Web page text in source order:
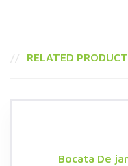
RELATED
Bocata De